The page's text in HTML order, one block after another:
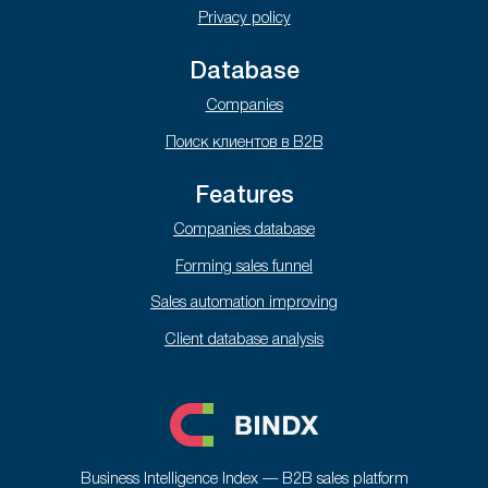
Privacy policy
Database
Companies
Поиск клиентов в B2B
Features
Companies database
Forming sales funnel
Sales automation improving
Client database analysis
Business Intelligence Index — B2B sales platform